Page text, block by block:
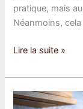
pratique, mais
Néanmoins,
Comment
l’aménagement
de
Lire la suite »